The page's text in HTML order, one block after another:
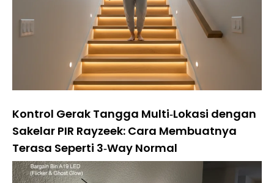
Kontrol Gerak Tangga Multi‑Lokasi dengan
Sakelar PIR Rayzeek: Cara Membuatnya
Terasa Seperti 3‑Way Normal